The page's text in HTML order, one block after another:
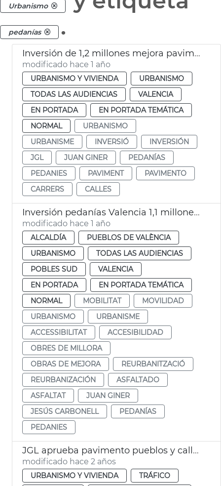
Urbanismo
pedanías .
Inversión de 1,2 millones mejora pavimento calles y caminos València y pedanías
modificado hace 1 año
URBANISMO Y VIVIENDA
URBANISMO
TODAS LAS AUDIENCIAS
VALENCIA
EN PORTADA
EN PORTADA TEMÁTICA
NORMAL
URBANISMO
URBANISME
INVERSIÓ
INVERSIÓN
JGL
JUAN GINER
PEDANÍAS
PEDANIES
PAVIMENT
PAVIMENTO
CARRERS
CALLES
Inversión pedanías Valencia 1,1 millones de euros en un año
modificado hace 1 año
ALCALDÍA
PUEBLOS DE VALÈNCIA
URBANISMO
TODAS LAS AUDIENCIAS
POBLES SUD
VALENCIA
EN PORTADA
EN PORTADA TEMÁTICA
NORMAL
MOBILITAT
MOVILIDAD
URBANISMO
URBANISME
ACCESSIBILITAT
ACCESIBILIDAD
OBRES DE MILLORA
OBRAS DE MEJORA
REURBANITZACIÓ
REURBANIZACIÓN
ASFALTADO
ASFALTAT
JUAN GINER
JESÚS CARBONELL
PEDANÍAS
PEDANIES
JGL aprueba pavimento pueblos y calles València
modificado hace 2 años
URBANISMO Y VIVIENDA
TRÁFICO